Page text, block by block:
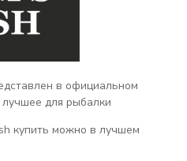
в официальном
для рыбалки
купить можно в лучшем